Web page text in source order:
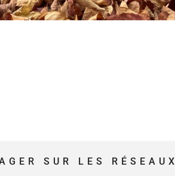
SUR LES RÉSEAUX